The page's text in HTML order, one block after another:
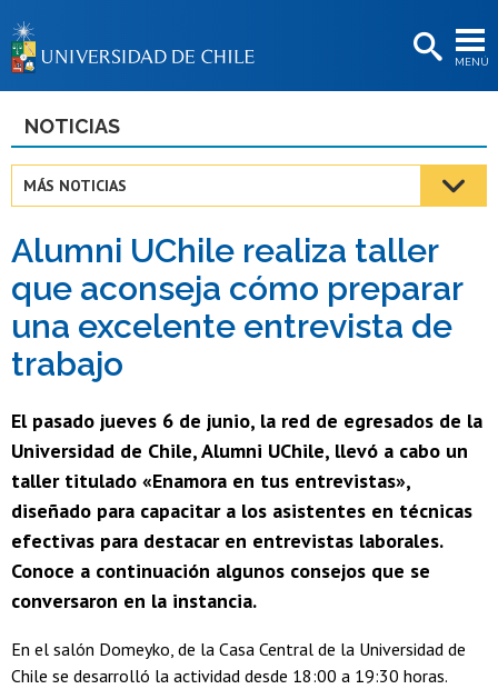
MENÚ
BIBLIOTECAS
Estudiantes
Académicas/os
Funcionarias/os
Egresadas/os
NOTICIAS
MÁS NOTICIAS
Alumni UChile realiza taller
que aconseja cómo preparar
una excelente entrevista de
trabajo
El pasado jueves 6 de junio, la red de egresados de la
Universidad de Chile, Alumni UChile, llevó a cabo un
taller titulado «Enamora en tus entrevistas»,
diseñado para capacitar a los asistentes en técnicas
efectivas para destacar en entrevistas laborales.
Conoce a continuación algunos consejos que se
conversaron en la instancia.
En el salón Domeyko, de la Casa Central de la Universidad de
Chile se desarrolló la actividad desde 18:00 a 19:30 horas.